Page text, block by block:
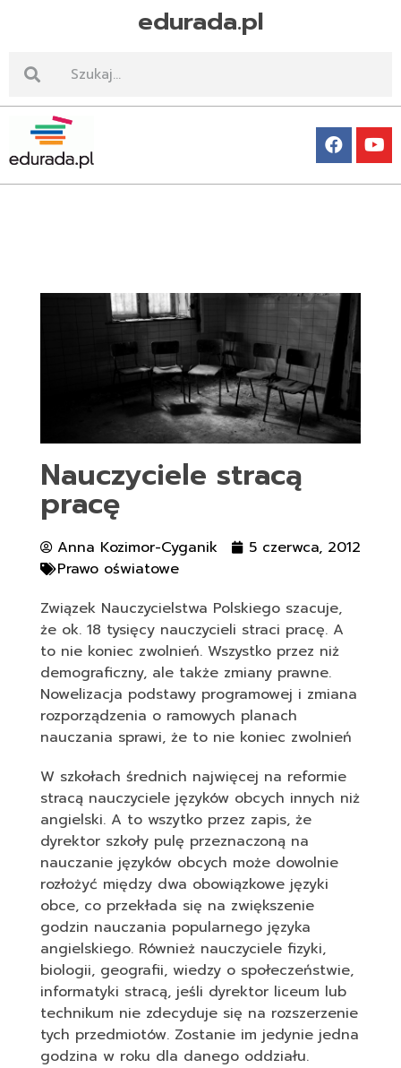
edurada.pl
Edurada.pl
Nauczyciele stracą
pracę
Anna Kozimor-Cyganik
5 czerwca, 2012
Prawo oświatowe
Związek Nauczycielstwa Polskiego szacuje,
że ok. 18 tysięcy nauczycieli straci pracę. A
to nie koniec zwolnień. Wszystko przez niż
demograficzny, ale także zmiany prawne.
Nowelizacja podstawy programowej i zmiana
rozporządzenia o ramowych planach
nauczania sprawi, że to nie koniec zwolnień
W szkołach średnich najwięcej na reformie
stracą nauczyciele języków obcych innych niż
angielski. A to wszytko przez zapis, że
dyrektor szkoły pulę przeznaczoną na
nauczanie języków obcych może dowolnie
rozłożyć między dwa obowiązkowe języki
obce, co przekłada się na zwiększenie
godzin nauczania popularnego języka
angielskiego. Również nauczyciele fizyki,
biologii, geografii, wiedzy o społeczeństwie,
informatyki stracą, jeśli dyrektor liceum lub
technikum nie zdecyduje się na rozszerzenie
tych przedmiotów. Zostanie im jedynie jedna
godzina w roku dla danego oddziału.